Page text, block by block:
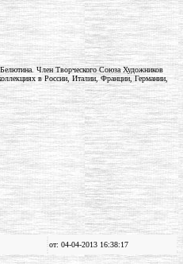
Белютина. Член Творческого Союза Художников
в России, Италии, Франции, Германии,
от: 04-04-2013 16:38:17